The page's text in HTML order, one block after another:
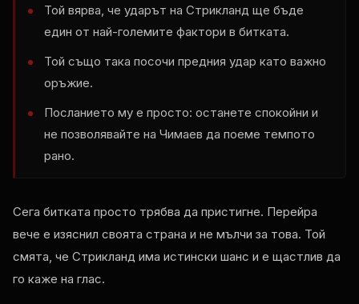
Той вярва, че ударът на Стрикланд ще бъде
един от най-големите фактори в битката.
Той също така посочи предния удар като важно
оръжие.
Посланието му е просто: останете спокойни и
не позволявайте на Чимаев да поеме темпото
рано.
Сега битката просто трябва да пристигне. Перейра
вече е изяснил своята страна и не мълчи за това. Той
смята, че Стрикланд има истински шанс и е щастлив да
го каже на глас.